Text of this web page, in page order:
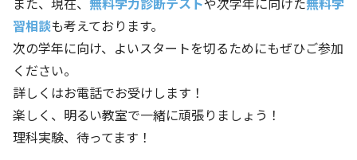
習相談も考えております。
次の学年に向け、よいスタートを切るためにもぜひご参加
ください。
詳しくはお電話でお受けします！
楽しく、明るい教室で一緒に頑張りましょう！
理科実験、待ってます！